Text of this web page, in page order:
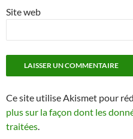
Site web
Ce site utilise Akismet pour
plus sur la façon dont les
traitées.